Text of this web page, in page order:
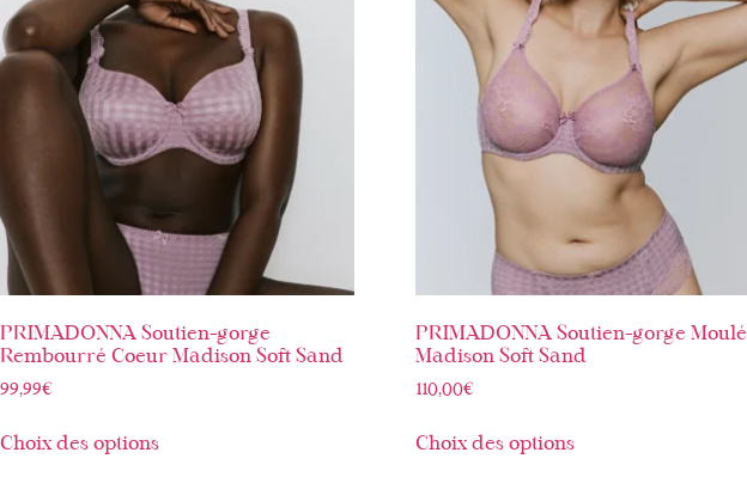
PRIMADONNA Soutien-gorge
Rembourré Coeur Madison Soft Sand
99,99€
Choix des options
PRIMADONNA Soutien-gorge Moulé
Madison Soft Sand
110,00€
Choix des options